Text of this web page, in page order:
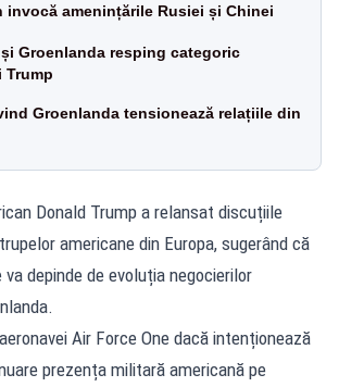
invocă amenințările Rusiei și Chinei
și Groenlanda resping categoric
Trump
Groenlanda tensionează relațiile din
Donald Trump a relansat discuțiile
americane din Europa, sugerând că
depinde de evoluția negocierilor
Air Force One dacă intenționează
prezența militară americană pe